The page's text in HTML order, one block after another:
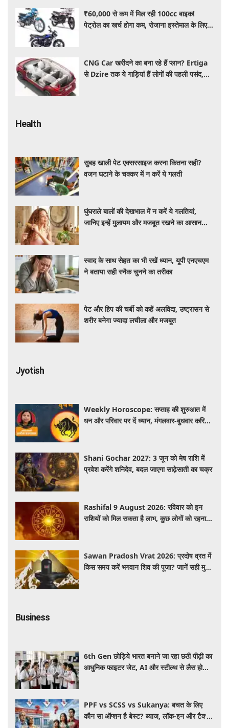
₹60,000 से कम में मिल रही 100cc बाइक!
पेट्रोल का खर्च होगा कम, रोजाना इस्तेमाल के लिए है
CNG Car खरीदने का बना रहे हैं प्लान? Ertiga
से Dzire तक ये गाड़ियां हैं लोगों की पहली पसंद,
Health
सुबह खाली पेट एक्सरसाइज करना कितना सही?
वजन घटाने के चक्कर में न करें ये गलती
घुंघराले बालों की देखभाल में न करें ये गलतियां,
जानिए इन्हें मुलायम और मजबूत रखने का आसान
स्वाद के साथ सेहत का भी रखें ध्यान, यूपी एनएचएम
ने बताया सही स्नैक चुनने का तरीका
पेट और हिप की चर्बी को कहें अलविदा, उष्ट्रासन से
शरीर बनेगा ज्यादा लचीला और मजबूत
Jyotish
Weekly Horoscope: सप्ताह की शुरुआत में
धन और परिवार पर दें ध्यान, मंगलवार-बुधवार करियर
Shani Gochar 2027: 3 जून को मेष राशि में
प्रवेश करेंगे शनिदेव, बदल जाएगा साढ़ेसाती का चक्र
Rashifal 9 August 2026: रविवार को इन
राशियों को मिल सकता है लाभ, कुछ लोगों को रहना
Sawan Pradosh Vrat 2026: प्रदोष व्रत में
किस समय करें भगवान शिव की पूजा? जानें सही मुहूर्त
Business
6th Gen छोड़िये भारत बनाने जा रहा छठी पीढ़ी का
आधुनिक फाइटर जेट, AI और स्टील्थ से लैस होगा
PPF vs SCSS vs Sukanya: बचत के लिए
कौन सा ऑप्शन है बेस्ट? ब्याज, लॉक-इन और टैक्स